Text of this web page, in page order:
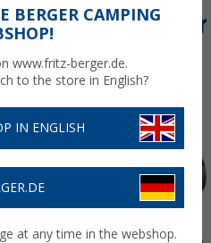
BERGER CAMPING
www.fritz-berger.de.
to the store in English?
IN ENGLISH
at any time in the webshop.